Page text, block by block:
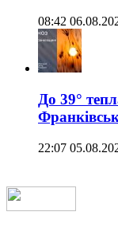
08:42
До 39°
22:07